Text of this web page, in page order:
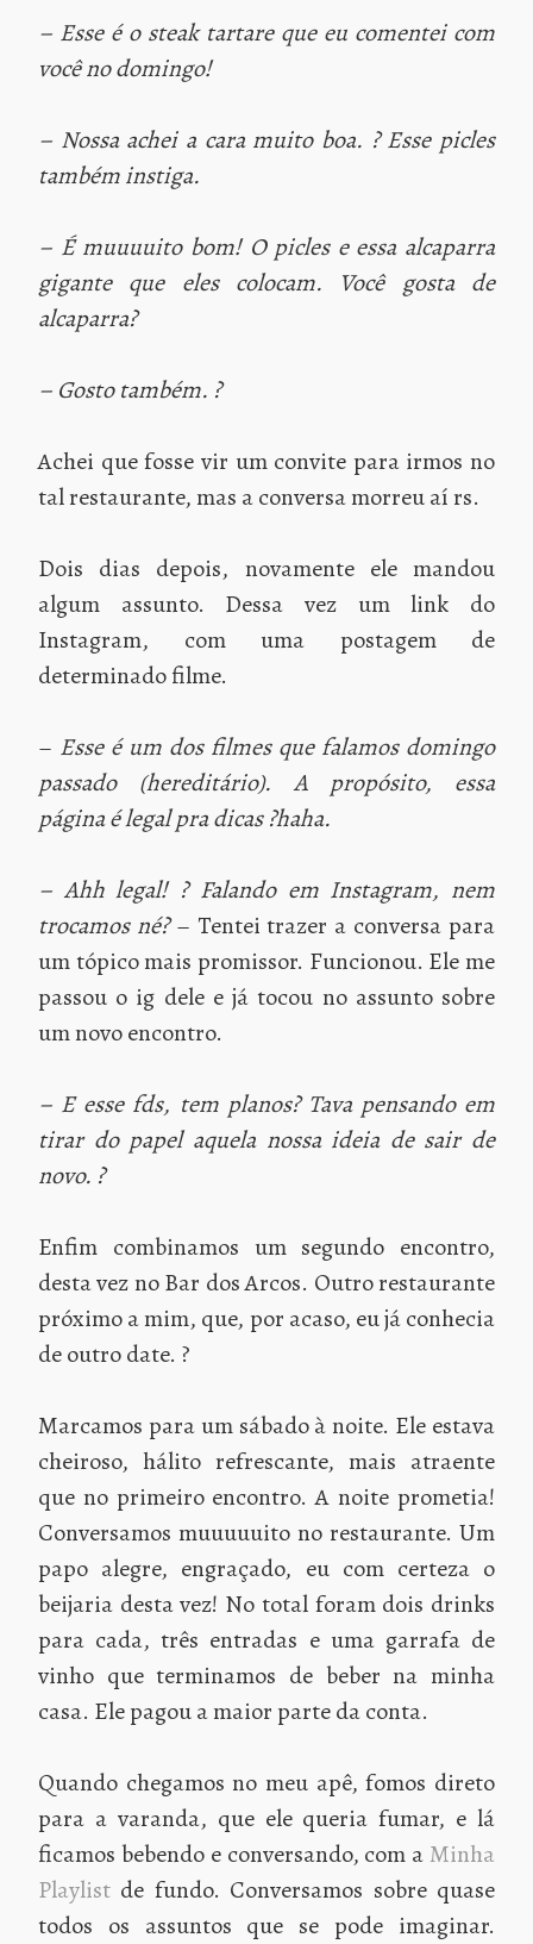
– Esse é o steak tartare que eu comentei com
você no domingo!
– Nossa achei a cara muito boa. ? Esse picles
também instiga.
– É muuuuito bom! O picles e essa alcaparra
gigante que eles colocam. Você gosta de
alcaparra?
– Gosto também. ?
Achei que fosse vir um convite para irmos no
tal restaurante, mas a conversa morreu aí rs.
Dois dias depois, novamente ele mandou
algum assunto. Dessa vez um link do
Instagram, com uma postagem de
determinado filme.
– Esse é um dos filmes que falamos domingo
passado (hereditário). A propósito, essa
página é legal pra dicas ?haha.
– Ahh legal! ? Falando em Instagram, nem
trocamos né?– Tentei trazer a conversa para
um tópico mais promissor. Funcionou. Ele me
passou o ig dele e já tocou no assunto sobre
um novo encontro.
– E esse fds, tem planos? Tava pensando em
tirar do papel aquela nossa ideia de sair de
novo. ?
Enfim combinamos um segundo encontro,
desta vez no Bar dos Arcos. Outro restaurante
próximo a mim, que, por acaso, eu já conhecia
de outro date. ?
Marcamos para um sábado à noite. Ele estava
cheiroso, hálito refrescante, mais atraente
que no primeiro encontro. A noite prometia!
Conversamos muuuuuito no restaurante. Um
papo alegre, engraçado, eu com certeza o
beijaria desta vez! No total foram dois drinks
para cada, três entradas e uma garrafa de
vinho que terminamos de beber na minha
casa. Ele pagou a maior parte da conta.
Quando chegamos no meu apê, fomos direto
para a varanda, que ele queria fumar, e lá
ficamos bebendo e conversando, com a Minha
Playlist de fundo. Conversamos sobre quase
todos os assuntos que se pode imaginar.